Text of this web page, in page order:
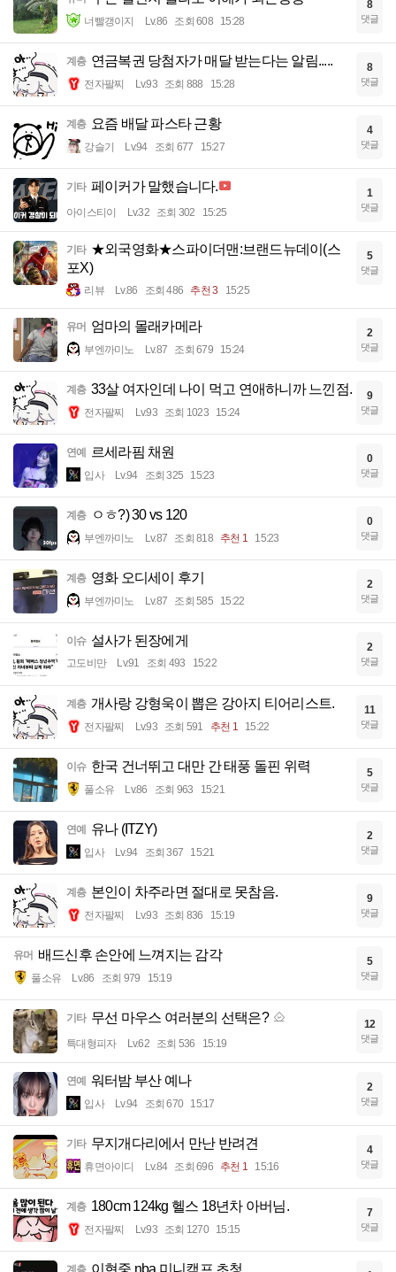
너빨갱이지 Lv.86 조회 608 15:28
8
댓글
계층 연금복권 당첨자가 매달 받는다는 알림.....
전자팔찌 Lv.93 조회 888 15:28
8
댓글
계층 요즘 배달 파스타 근황
강슬기 Lv.94 조회 677 15:27
4
댓글
기타 페이커가 말했습니다.
아이스티이 Lv.32 조회 302 15:25
1
댓글
기타 ★외국영화★스파이더맨:브랜드뉴데이(스
포X)
리뷰 Lv.86 조회 486 추천 3 15:25
5
댓글
유머 엄마의 몰래카메라
부엔까미노 Lv.87 조회 679 15:24
2
댓글
계층 33살 여자인데 나이 먹고 연애하니까 느낀점.
전자팔찌 Lv.93 조회 1023 15:24
9
댓글
연예 르세라핌 채원
입사 Lv.94 조회 325 15:23
0
댓글
계층 ㅇㅎ?) 30 vs 120
부엔까미노 Lv.87 조회 818 추천 1 15:23
0
댓글
계층 영화 오디세이 후기
부엔까미노 Lv.87 조회 585 15:22
2
댓글
이슈 설사가 된장에게
고도비만 Lv.91 조회 493 15:22
2
댓글
계층 개사랑 강형욱이 뽑은 강아지 티어리스트.
전자팔찌 Lv.93 조회 591 추천 1 15:22
11
댓글
이슈 한국 건너뛰고 대만 간 태풍 돌핀 위력
풀소유 Lv.86 조회 963 15:21
5
댓글
연예 유나 (ITZY)
입사 Lv.94 조회 367 15:21
2
댓글
계층 본인이 차주라면 절대로 못참음.
전자팔찌 Lv.93 조회 836 15:19
9
댓글
유머 배드신후 손안에 느껴지는 감각
풀소유 Lv.86 조회 979 15:19
5
댓글
기타 무선 마우스 여러분의 선택은?
특대형피자 Lv.62 조회 536 15:19
12
댓글
연예 워터밤 부산 예나
입사 Lv.94 조회 670 15:17
2
댓글
기타 무지개다리에서 만난 반려견
휴면아이디 Lv.84 조회 696 추천 1 15:16
4
댓글
계층 180cm 124kg 헬스 18년차 아버님.
전자팔찌 Lv.93 조회 1270 15:15
7
댓글
계층 이현중 nba 미니캠프 초청